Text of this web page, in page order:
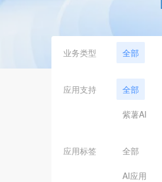
业务类型 全部
应用支持 全部
紫薯AI
应用标签 全部
AI应用